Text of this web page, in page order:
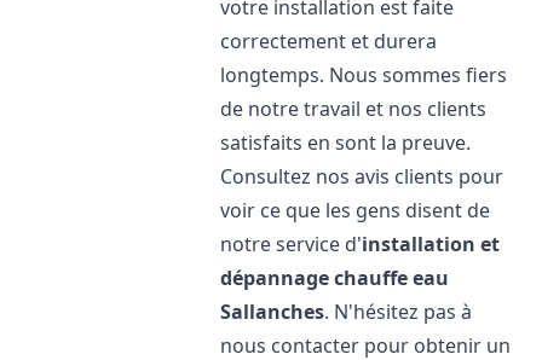
votre installation est faite
correctement et durera
longtemps. Nous sommes fiers
de notre travail et nos clients
satisfaits en sont la preuve.
Consultez nos avis clients pour
voir ce que les gens disent de
notre service d'installation et
dépannage chauffe eau
Sallanches. N'hésitez pas à
nous contacter pour obtenir un